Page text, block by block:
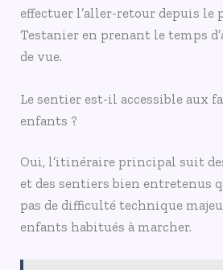
effectuer l’aller-retour depuis le
Testanier en prenant le temps
de vue.
Le sentier est-il accessible aux
enfants ?
Oui, l’itinéraire principal suit
et des sentiers bien entretenus
pas de difficulté technique
enfants habitués à marcher.